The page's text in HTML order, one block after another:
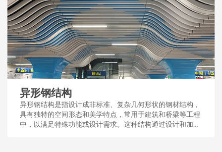
异形钢结构
异形钢结构是指设计成非标准、复杂几何形状的钢材结构，
具有独特的空间形态和美学特点，常用于建筑和桥梁等工程
中，以满足特殊功能或设计需求。这种结构通过设计和加